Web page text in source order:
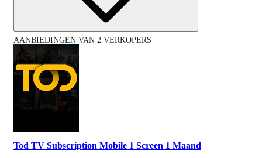
AANBIEDINGEN VAN 2 VERKOPERS
Tod TV Subscription Mobile 1 Screen 1 Maand